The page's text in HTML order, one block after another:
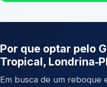
Por que optar pelo
Tropical,
Em busca de um reboque